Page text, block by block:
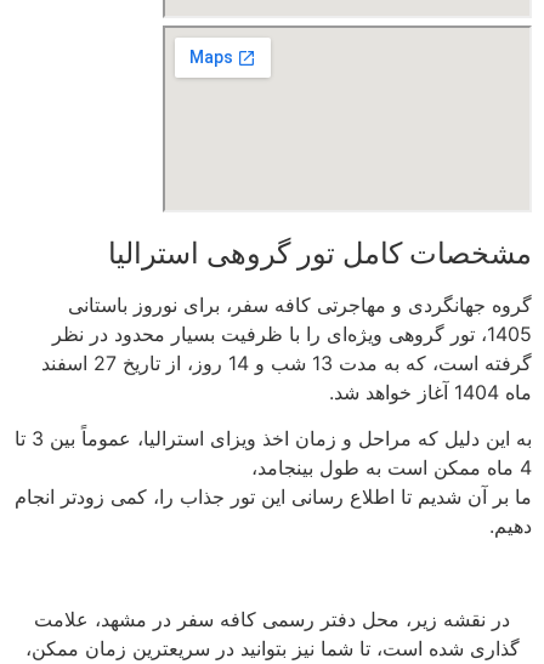
مشخصات کامل تور گروهی استرالیا
گروه جهانگردی و مهاجرتی کافه سفر، برای نوروز باستانی
1405، تور گروهی ویژه‌ای را با ظرفیت بسیار محدود در نظر
گرفته است، که به مدت 13 شب و 14 روز، از تاریخ 27 اسفند
ماه 1404 آغاز خواهد شد.
به این دلیل که مراحل و زمان اخذ ویزای استرالیا، عموماً بین 3 تا
4 ماه ممکن است به طول بینجامد،
ما بر آن شدیم تا اطلاع رسانی این تور جذاب را، کمی زودتر انجام
دهیم.
در نقشه زیر، محل دفتر رسمی کافه سفر در مشهد، علامت
گذاری شده است، تا شما نیز بتوانید در سریعترین زمان ممکن،